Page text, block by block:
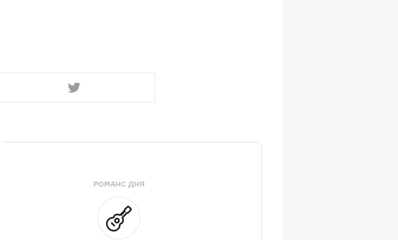
РОМАНС ДНЯ